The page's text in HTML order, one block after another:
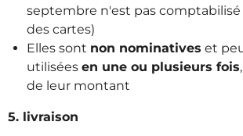
septembre n'est pas comptabilisé
des cartes)
Elles sont non nominatives et
utilisées en une ou plusieurs fois
de leur montant
5. livraison